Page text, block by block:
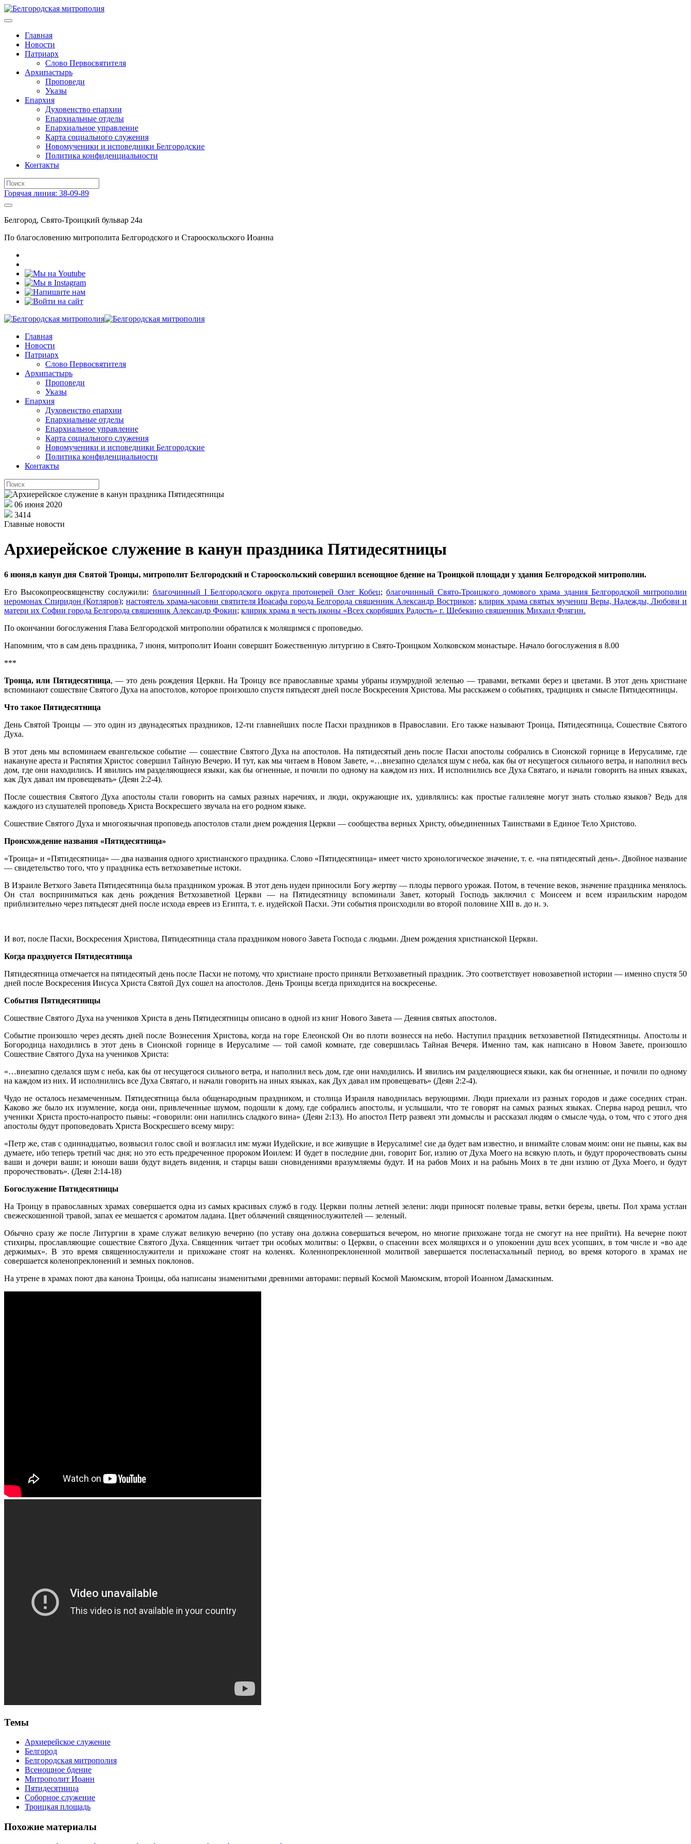
Главная
Новости
Патриарх
Слово Первосвятителя
Архипастырь
Проповеди
Указы
Епархия
Духовенство епархии
Епархиальные отделы
Епархиальное управление
Карта социального служения
Новомученики и исповедники Белгородские
Политика конфиденциальности
Контакты
Горячая линия: 38-09-89
Белгород, Свято-Троицкий бульвар 24а
По благословению митрополита Белгородского и Старооскольского Иоанна
Главная
Новости
Патриарх
Слово Первосвятителя
Архипастырь
Проповеди
Указы
Епархия
Духовенство епархии
Епархиальные отделы
Епархиальное управление
Карта социального служения
Новомученики и исповедники Белгородские
Политика конфиденциальности
Контакты
06 июня 2020
3414
Главные новости
Архиерейское служение в канун праздника Пятидесятницы
6 июня,в канун дня Святой Троицы, митрополит Белгородский и Старооскольский совершил всенощное бдение на Троицкой площади у здания Белгородской митрополии.
Его Высокопреосвященству сослужили: благочинный I Белгородского округа протоиерей Олег Кобец; благочинный Свято-Троицкого домового храма здания Белгородской митрополии
иеромонах Спиридон (Котляров);настоятель храма-часовни святителя Иоасафа города Белгорода священник Александр Востриков; клирик храма святых мучениц Веры, Надежды, Любови и
матери их Софии города Белгорода священник Александр Фокин; клирик храма в честь иконы «Всех скорбящих Радость» г. Шебекино священник Михаил Флягин.
По окончании богослужения Глава Белгородской митрополии обратился к молящимся с проповедью.
Напомним, что в сам день праздника, 7 июня, митрополит Иоанн совершит Божественную литургию в Свято-Троицком Холковском монастыре. Начало богослужения в 8.00
***
Троица, или Пятидесятница, — это день рождения Церкви. На Троицу все православные храмы убраны изумрудной зеленью — травами, ветками берез и цветами. В этот день христиане
вспоминают сошествие Святого Духа на апостолов, которое произошло спустя пятьдесят дней после Воскресения Христова. Мы расскажем о событиях, традициях и смысле Пятидесятницы.
Что такое Пятидесятница
День Святой Троицы — это один из двунадесятых праздников, 12-ти главнейших после Пасхи праздников в Православии. Его также называют Троица, Пятидесятница, Сошествие Святого
Духа.
В этот день мы вспоминаем евангельское событие — сошествие Святого Духа на апостолов. На пятидесятый день после Пасхи апостолы собрались в Сионской горнице в Иерусалиме, где
накануне ареста и Распятия Христос совершил Тайную Вечерю. И тут, как мы читаем в Новом Завете, «…внезапно сделался шум с неба, как бы от несущегося сильного ветра, и наполнил весь
дом, где они находились. И явились им разделяющиеся языки, как бы огненные, и почили по одному на каждом из них. И исполнились все Духа Святаго, и начали говорить на иных языках,
как Дух давал им провещевать» (Деян 2:2-4).
После сошествия Святого Духа апостолы стали говорить на самых разных наречиях, и люди, окружающие их, удивлялись: как простые галилеяне могут знать столько языков? Ведь для
каждого из слушателей проповедь Христа Воскресшего звучала на его родном языке.
Сошествие Святого Духа и многоязычная проповедь апостолов стали днем рождения Церкви — сообщества верных Христу, объединенных Таинствами в Единое Тело Христово.
Происхождение названия «Пятидесятница»
«Троица» и «Пятидесятница» — два названия одного христианского праздника. Слово «Пятидесятница» имеет чисто хронологическое значение, т. е. «на пятидесятый день». Двойное название
— свидетельство того, что у праздника есть ветхозаветные истоки.
В Израиле Ветхого Завета Пятидесятница была праздником урожая. В этот день иудеи приносили Богу жертву — плоды первого урожая. Потом, в течение веков, значение праздника менялось.
Он стал восприниматься как день рождения Ветхозаветной Церкви — на Пятидесятницу вспоминали Завет, который Господь заключил с Моисеем и всем израильским народом
приблизительно через пятьдесят дней после исхода евреев из Египта, т. е. иудейской Пасхи. Эти события происходили во второй половине XIII в. до н. э.
И вот, после Пасхи, Воскресения Христова, Пятидесятница стала праздником нового Завета Господа с людьми. Днем рождения христианской Церкви.
Когда празднуется Пятидесятница
Пятидесятница отмечается на пятидесятый день после Пасхи не потому, что христиане просто приняли Ветхозаветный праздник. Это соответствует новозаветной истории — именно спустя 50
дней после Воскресения Иисуса Христа Святой Дух сошел на апостолов. День Троицы всегда приходится на воскресенье.
События Пятидесятницы
Сошествие Святого Духа на учеников Христа в день Пятидесятницы описано в одной из книг Нового Завета — Деяния святых апостолов.
Событие произошло через десять дней после Вознесения Христова, когда на горе Елеонской Он во плоти вознесся на небо. Наступил праздник ветхозаветной Пятидесятницы. Апостолы и
Богородица находились в этот день в Сионской горнице в Иерусалиме — той самой комнате, где совершилась Тайная Вечеря. Именно там, как написано в Новом Завете, произошло
Сошествие Святого Духа на учеников Христа:
«…внезапно сделался шум с неба, как бы от несущегося сильного ветра, и наполнил весь дом, где они находились. И явились им разделяющиеся языки, как бы огненные, и почили по одному
на каждом из них. И исполнились все Духа Святаго, и начали говорить на иных языках, как Дух давал им провещевать» (Деян 2:2-4).
Чудо не осталось незамеченным. Пятидесятница была общенародным праздником, и столица Израиля наводнилась верующими. Люди приехали из разных городов и даже соседних стран.
Каково же было их изумление, когда они, привлеченные шумом, подошли к дому, где собрались апостолы, и услышали, что те говорят на самых разных языках. Сперва народ решил, что
ученики Христа просто-напросто пьяны: «говорили: они напились сладкого вина» (Деян 2:13). Но апостол Петр развеял эти домыслы и рассказал людям о смысле чуда, о том, что с этого дня
апостолы будут проповедовать Христа Воскресшего всему миру:
«Петр же, став с одиннадцатью, возвысил голос свой и возгласил им: мужи Иудейские, и все живущие в Иерусалиме! сие да будет вам известно, и внимайте словам моим: они не пьяны, как вы
думаете, ибо теперь третий час дня; но это есть предреченное пророком Иоилем: И будет в последние дни, говорит Бог, излию от Духа Моего на всякую плоть, и будут пророчествовать сыны
ваши и дочери ваши; и юноши ваши будут видеть видения, и старцы ваши сновидениями вразумляемы будут. И на рабов Моих и на рабынь Моих в те дни излию от Духа Моего, и будут
пророчествовать». (Деян 2:14-18)
Богослужение Пятидесятницы
На Троицу в православных храмах совершается одна из самых красивых служб в году. Церкви полны летней зелени: люди приносят полевые травы, ветки березы, цветы. Пол храма устлан
свежескошенной травой, запах ее мешается с ароматом ладана. Цвет облачений священнослужителей — зеленый.
Обычно сразу же после Литургии в храме служат великую вечерню (по уставу она должна совершаться вечером, но многие прихожане тогда не смогут на нее прийти). На вечерне поют
стихиры, прославляющие сошествие Святого Духа. Священник читает три особых молитвы: о Церкви, о спасении всех молящихся и о упокоении душ всех усопших, в том числе и «во аде
держимых». В это время священнослужители и прихожане стоят на коленях. Коленнопреклоненной молитвой завершается послепасхальный период, во время которого в храмах не
совершается коленопреклонений и земных поклонов.
На утрене в храмах поют два канона Троицы, оба написаны знаменитыми древними авторами: первый Космой Маюмским, второй Иоанном Дамаскиным.
Темы
Архиерейское служение
Белгород
Белгородская митрополия
Всенощное бдение
Митрополит Иоанн
Пятидесятница
Соборное служение
Троицкая площадь
Похожие материалы